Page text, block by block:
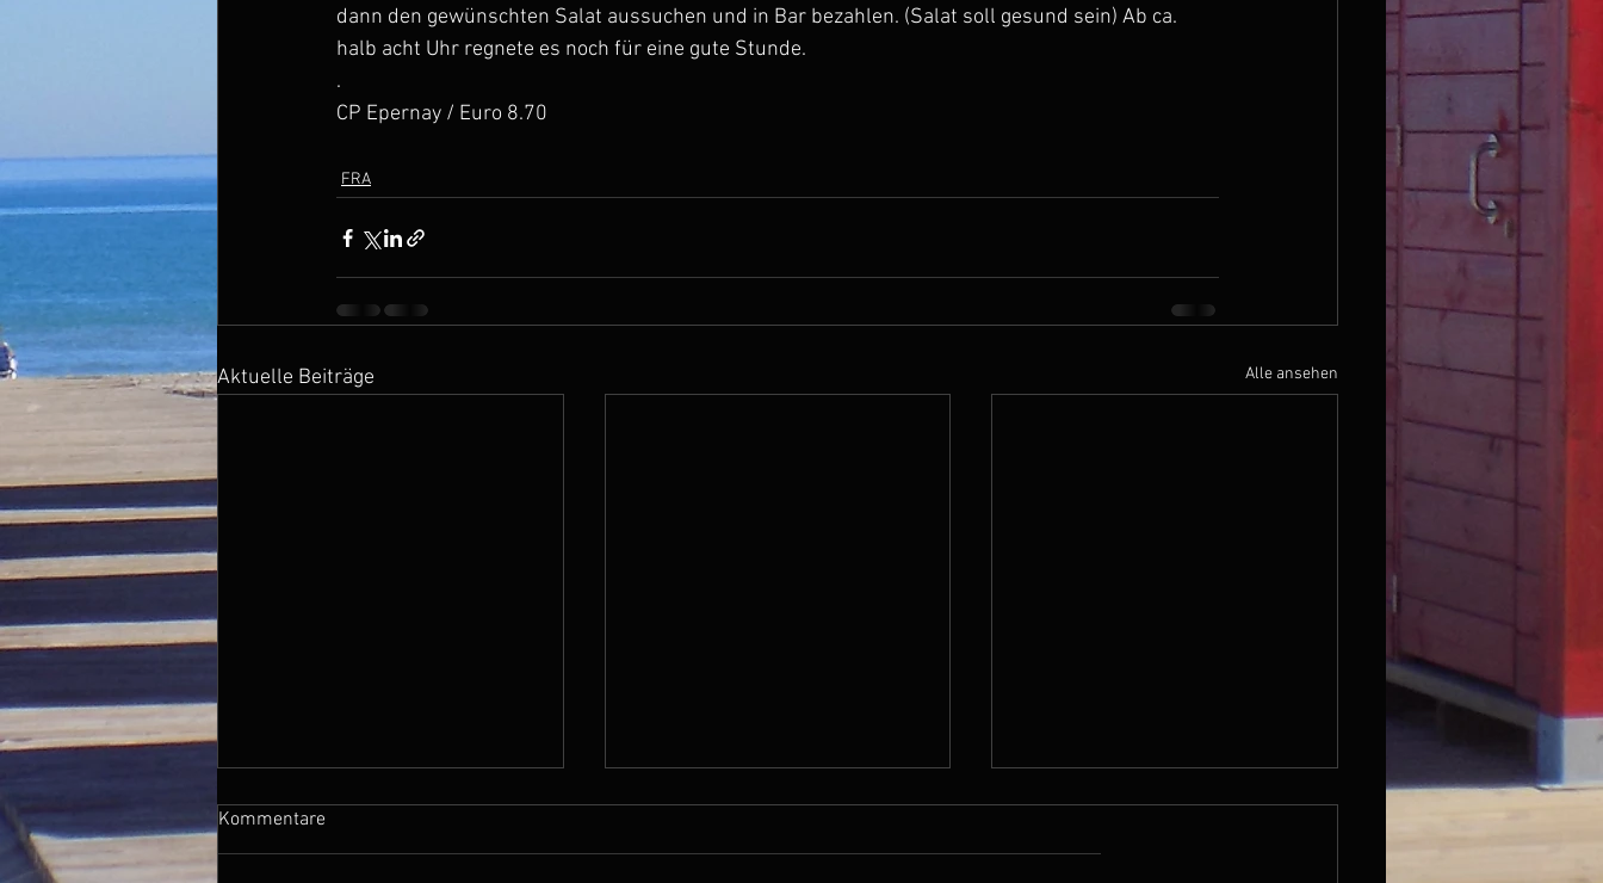
dann den gewünschten Salat aussuchen und in Bar bezahlen. (Salat soll gesund sein) Ab ca.
halb acht Uhr regnete es noch für eine gute Stunde.
.
CP Epernay / Euro 8.70
FRA
Aktuelle Beiträge Alle ansehen
Kommentare